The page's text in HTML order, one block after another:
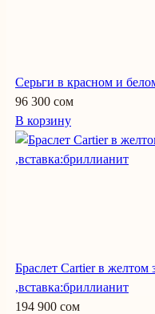
Серьги в красном и
96 300 сом
В корзину
Браслет Cartier в желтом
,вставка:бриллианит
194 900 сом